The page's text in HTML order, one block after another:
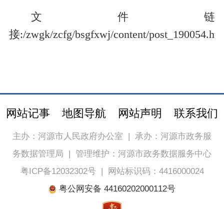
文件链
接:/zwgk/zcfg/bsgfxwj/content/
网站记事 地图导航 网站声明 联系我们
主办：河源市人民政府办公室 | 承办：河源市政务服
务数据管理局 | 管理维护：河源市政务数据服务中心
粤ICP备12032302号|
网站标识码：4416000024
粤公网安备 44160202000112号